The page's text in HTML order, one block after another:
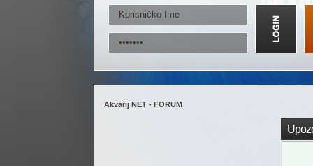
Akvarij NET - FORUM